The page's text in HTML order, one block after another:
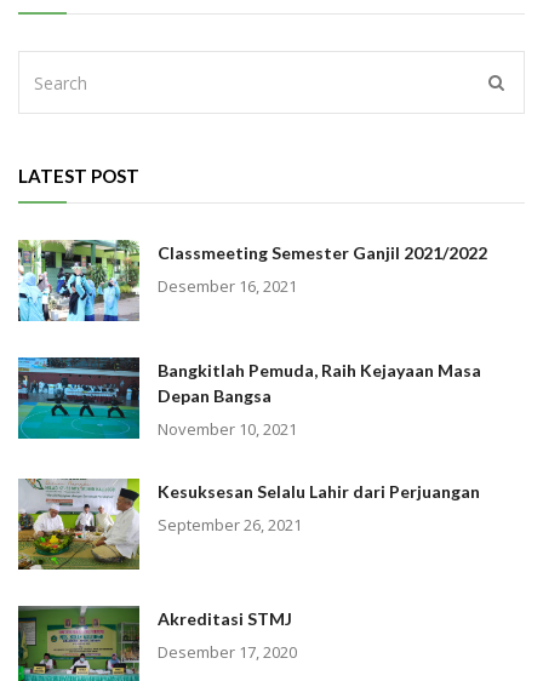
LATEST POST
Classmeeting Semester Ganjil 2021/2022
Desember 16, 2021
Bangkitlah Pemuda, Raih Kejayaan Masa
Depan Bangsa
November 10, 2021
Kesuksesan Selalu Lahir dari Perjuangan
September 26, 2021
Akreditasi STMJ
Desember 17, 2020